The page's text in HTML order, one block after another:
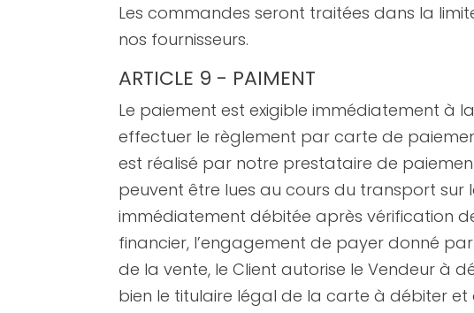
Les commandes seront traitées dans la
nos fournisseurs.
ARTICLE 9 - PAIMENT
Le paiement est exigible immédiatement à
effectuer le règlement par carte de
est réalisé par notre prestataire de
peuvent être lues au cours du transport sur
immédiatement débitée après vérification
financier, l’engagement de payer donné
de la vente, le Client autorise le Vendeur à
bien le titulaire légal de la carte à débiter et